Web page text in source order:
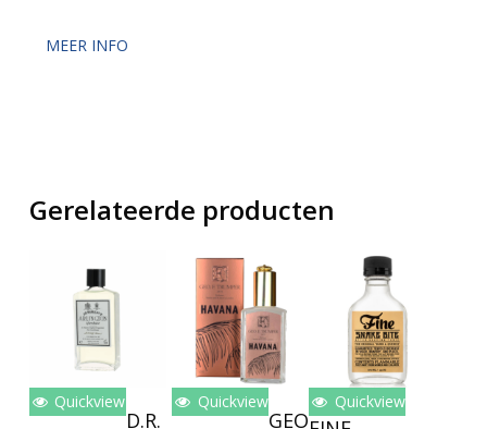
MEER INFO
Gerelateerde producten
Toevoegen
Quickview
D.R.
Toevoegen
Quickview
GEO
Toevoegen
Quickview